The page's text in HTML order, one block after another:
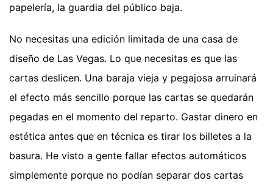
papelería, la guardia del público baja.
No necesitas una edición limitada de una casa de
diseño de Las Vegas. Lo que necesitas es que las
cartas deslicen. Una baraja vieja y pegajosa arruinará
el efecto más sencillo porque las cartas se quedarán
pegadas en el momento del reparto. Gastar dinero en
estética antes que en técnica es tirar los billetes a la
basura. He visto a gente fallar efectos automáticos
simplemente porque no podían separar dos cartas